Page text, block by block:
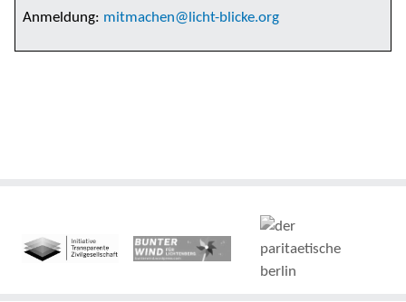
Anmeldung: mitmachen@licht-blicke.org